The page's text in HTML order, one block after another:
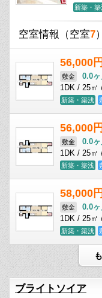
新築・築
空室情報 （空室7）
56,000円
敷金 0.0ヶ
1DK / 25㎡
新築・築浅
56,000円
敷金 0.0ヶ
1DK / 25㎡
新築・築浅
58,000円
敷金 0.0ヶ
1DK / 25㎡
新築・築浅
ブライトソイア